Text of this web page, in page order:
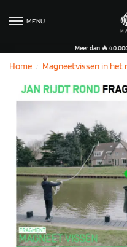
MENU
Meer dan 🔥
Home / Magneetvissen in het